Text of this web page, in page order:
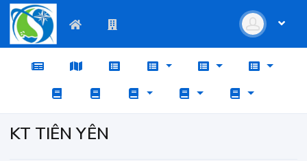
KT TIÊN YÊN